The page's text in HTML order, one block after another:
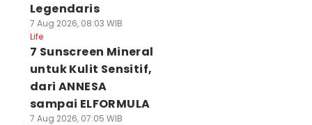
Legendaris
7 Aug 2026, 08:03 WIB
Life
7 Sunscreen Mineral
untuk Kulit Sensitif,
dari ANNESA
sampai ELFORMULA
7 Aug 2026, 07:05 WIB